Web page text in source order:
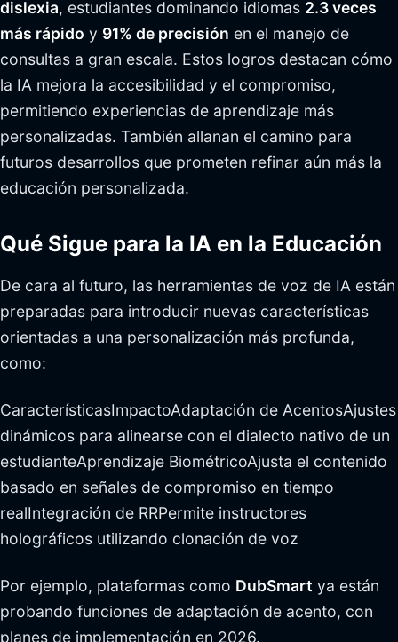
dislexia, estudiantes dominando idiomas 2.3 veces
más rápido y 91% de precisión en el manejo de
consultas a gran escala. Estos logros destacan cómo
la IA mejora la accesibilidad y el compromiso,
permitiendo experiencias de aprendizaje más
personalizadas. También allanan el camino para
futuros desarrollos que prometen refinar aún más la
educación personalizada.
Qué Sigue para la IA en la Educación
De cara al futuro, las herramientas de voz de IA están
preparadas para introducir nuevas características
orientadas a una personalización más profunda,
como:
CaracterísticasImpactoAdaptación de AcentosAjustes
dinámicos para alinearse con el dialecto nativo de un
estudianteAprendizaje BiométricoAjusta el contenido
basado en señales de compromiso en tiempo
realIntegración de RRPermite instructores
holográficos utilizando clonación de voz
Por ejemplo, plataformas como DubSmart ya están
probando funciones de adaptación de acento, con
planes de implementación en 2026.